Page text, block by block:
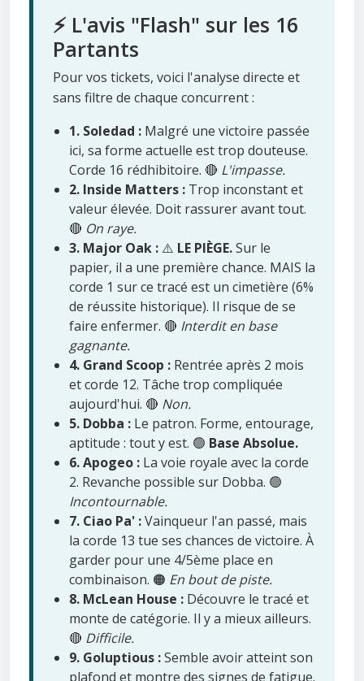
⚡ L'avis "Flash" sur les 16
Partants
Pour vos tickets, voici l'analyse directe et
sans filtre de chaque concurrent :
1. Soledad : Malgré une victoire passée
ici, sa forme actuelle est trop douteuse.
Corde 16 rédhibitoire. 🔴 L'impasse.
2. Inside Matters : Trop inconstant et
valeur élevée. Doit rassurer avant tout.
🔴 On raye.
3. Major Oak : ⚠️ LE PIÈGE.Sur le
papier, il a une première chance. MAIS la
corde 1 sur ce tracé est un cimetière (6%
de réussite historique). Il risque de se
faire enfermer. 🔴 Interdit en base
gagnante.
4. Grand Scoop : Rentrée après 2 mois
et corde 12. Tâche trop compliquée
aujourd'hui. 🔴 Non.
5. Dobba : Le patron. Forme, entourage,
aptitude : tout y est. 🟢 Base Absolue.
6. Apogeo : La voie royale avec la corde
2. Revanche possible sur Dobba. 🟢
Incontournable.
7. Ciao Pa' :Vainqueur l'an passé, mais
la corde 13 tue ses chances de victoire. À
garder pour une 4/5ème place en
combinaison. 🟠 En bout de piste.
8. McLean House : Découvre le tracé et
monte de catégorie. Il y a mieux ailleurs.
🔴 Difficile.
9. Goluptious :Semble avoir atteint son
plafond et montre des signes de fatigue.